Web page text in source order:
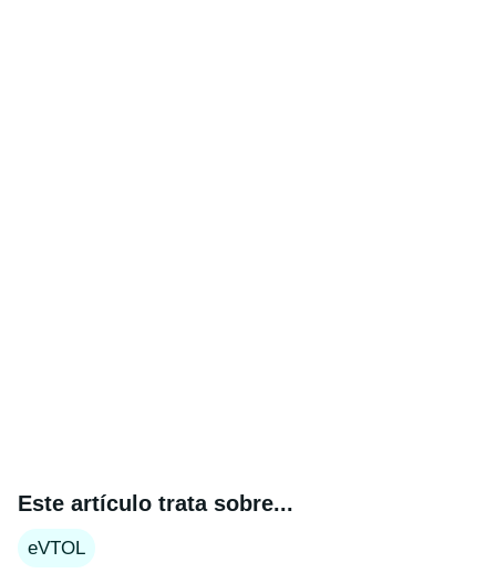
Este artículo trata sobre...
eVTOL